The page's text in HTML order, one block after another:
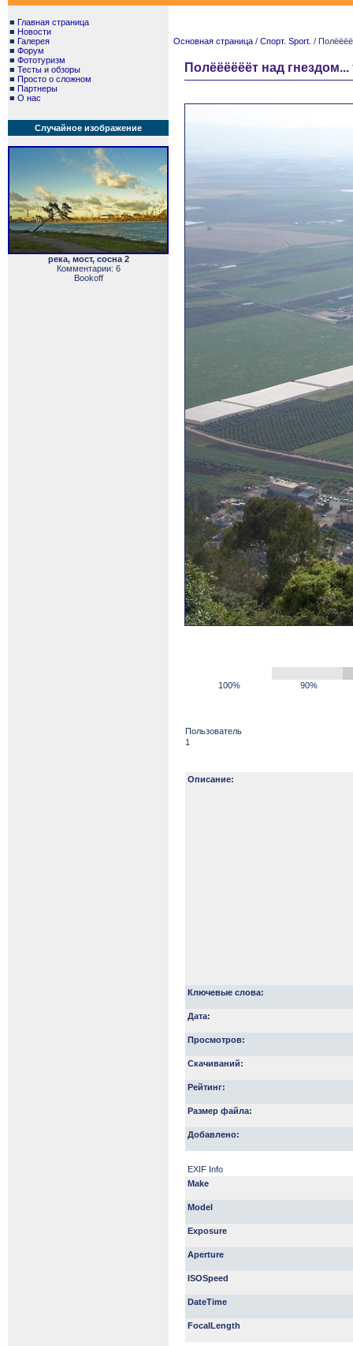
■ Главная страница
■ Новости
■ Галерея
■ Форум
■ Фототуризм
■ Тесты и обзоры
■ Просто о сложном
■ Партнеры
■ О нас
Случайное изображение
река, мост, сосна 2
Комментарии: 6
Bookoff
Основная страница / Спорт. Sport. /
Полёёёёёёт над
100% 90%
Пользователь
1
Описание:
Ключевые слова:
Дата:
Просмотров:
Скачиваний:
Рейтинг:
Размер файла:
Добавлено:
EXIF Info
Make
Model
Exposure
Aperture
ISOSpeed
DateTime
FocalLength